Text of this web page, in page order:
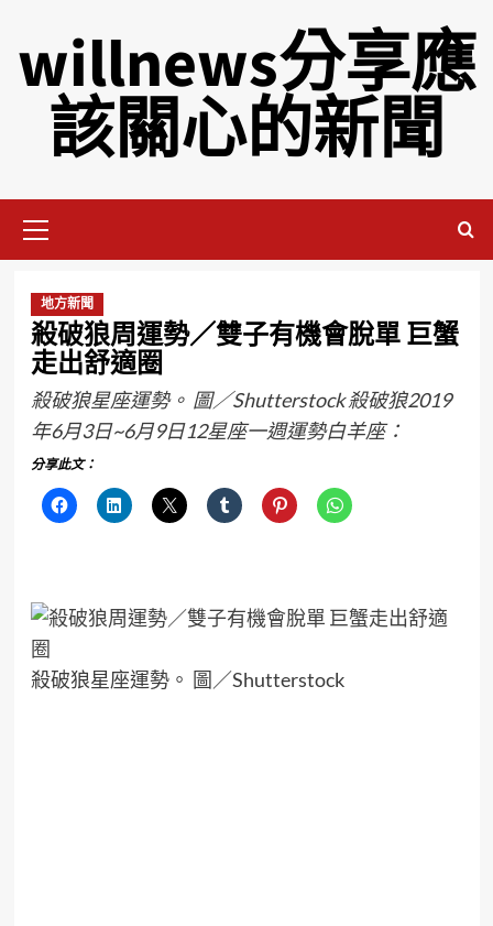
willnews分享應
該關心的新聞
地方新聞
殺破狼周運勢／雙子有機會脫單 巨蟹
走出舒適圈
殺破狼星座運勢。 圖／Shutterstock 殺破狼2019
年6月3日~6月9日12星座一週運勢白羊座：
分享此文：
殺破狼星座運勢。 圖／Shutterstock